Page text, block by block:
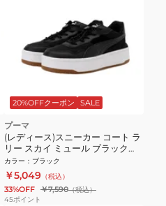
20%OFFクーポン SALE
プーマ
(レディース)スニーカー コート ラ
リー スカイ ミュール ブラック
40245004
カラー ： ブラック
￥5,049 （税込）
33%OFF ￥7,590（税込）
45ポイント